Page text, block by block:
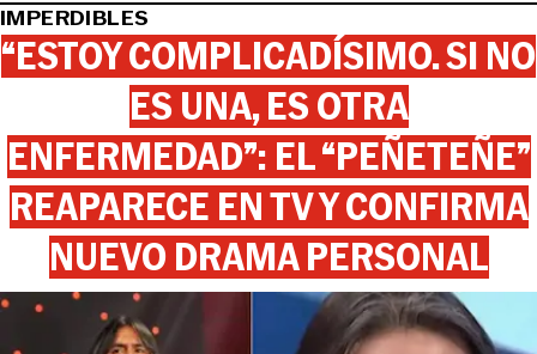
IMPERDIBLES
“ESTOY COMPLICADÍSIMO. SI NO
ES UNA, ES OTRA
ENFERMEDAD”: EL “PEÑETEÑE”
REAPARECE EN TV Y CONFIRMA
NUEVO DRAMA PERSONAL